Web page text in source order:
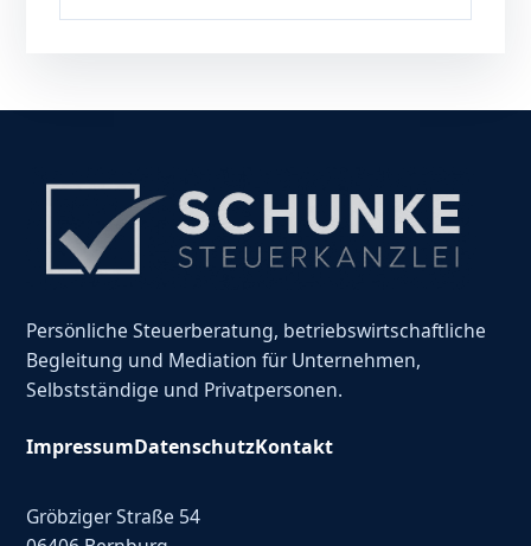
Persönliche Steuerberatung, betriebswirtschaftliche
Begleitung und Mediation für Unternehmen,
Selbstständige und Privatpersonen.
ImpressumDatenschutzKontakt
Gröbziger Straße 54